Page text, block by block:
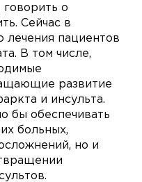
о
Сейчас в
лечения пациентов
В том числе,
развитие
и инсульта.
бы обеспечивать
больных,
но и